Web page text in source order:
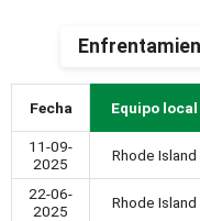
Fecha Equipo local
11-09-
2025
Rhode Island
22-06-
2025
Rhode Island